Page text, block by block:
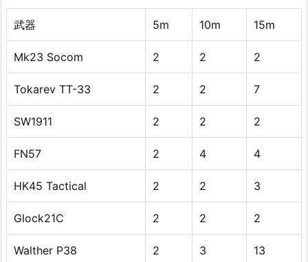
武器 5m 10m 15m
Mk23 Socom 2 2 2
Tokarev TT-33 2 2 7
SW1911 2 2 2
FN57 2 4 4
HK45 Tactical 2 2 3
Glock21C 2 2 2
Walther P38 2 3 13